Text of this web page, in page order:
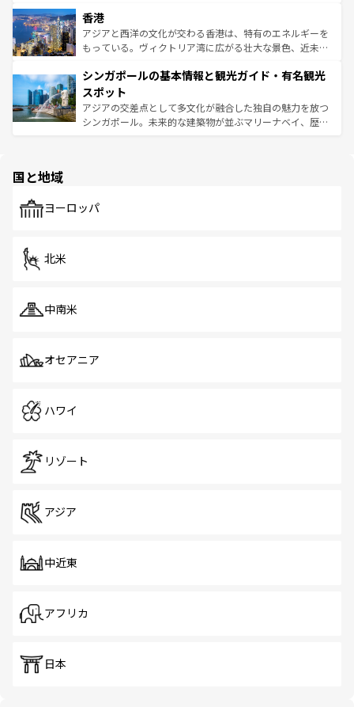
とつ。フォーやバインミー、ベトナムコーヒーなどは、ぜ
ひ現地で味わいたい。どの地域を訪れてもあたたかい人々
が旅行者を迎えてくれるので、きっと忘れられない旅にな
参照してほしい。
の活気が交差している。北部ではチェンマイなどの山岳地
帯で自然と触れ合い、南部ではプーケットやクラビの美し
いビーチでリゾート気分を楽しむことができる。タイ料理
激する。気候は一年中温暖で、どの季節にも異なる楽しみ
が待っている。親しみやすいタイの人々、仏教を中心とし
た文化、そして多様な観光資源が、訪れる旅人を魅了し続
ける。 なお、新着のタイ情報はコンテンツ一覧を参照して
香港
アジアと西洋の文化が交わる香港は、特有のエネルギーを
もっている。ヴィクトリア湾に広がる壮大な景色、近未来
み、どこを訪れても感動するはず。観光スポットが密集し
ており、効率よく見どころを回れるのも魅力。息をのむよ
うな絶景から文化的な体験まで、香港を存分に楽しみ尽く
そう。 なお、新着の香港情報はコンテンツ一覧を参照して
シンガポールの基本情報と観光ガイド・有名観光
スポット
アジアの交差点として多文化が融合した独自の魅力を放つ
シンガポール。未来的な建築物が並ぶマリーナベイ、歴史
で、ホーカーズは地元の風情を楽しめる外せないスポット
国と地域
ヨーロッパ
北米
中南米
オセアニア
ハワイ
リゾート
アジア
中近東
アフリカ
日本